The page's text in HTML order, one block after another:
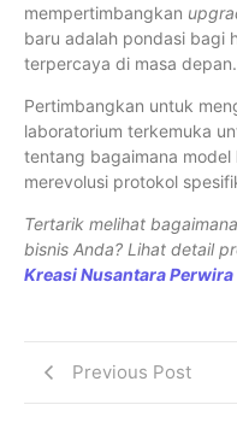
mempertimbangkan
baru adalah pondasi bagi
terpercaya di masa depan.
Pertimbangkan untuk
laboratorium terkemuka
tentang bagaimana model
merevolusi protokol
Tertarik melihat
bisnis Anda? Lihat detail
Kreasi Nusantara Perwira
Previous Post